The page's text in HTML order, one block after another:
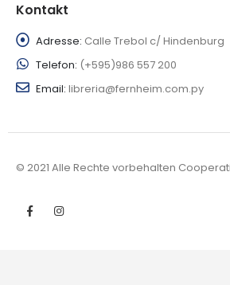
Kontakt
Adresse: Calle Trebol c/ Hindenburg
Telefon: (+595)986 557 200
Email: libreria@fernheim.com.py
© 2021 Alle Rechte vorbehalten